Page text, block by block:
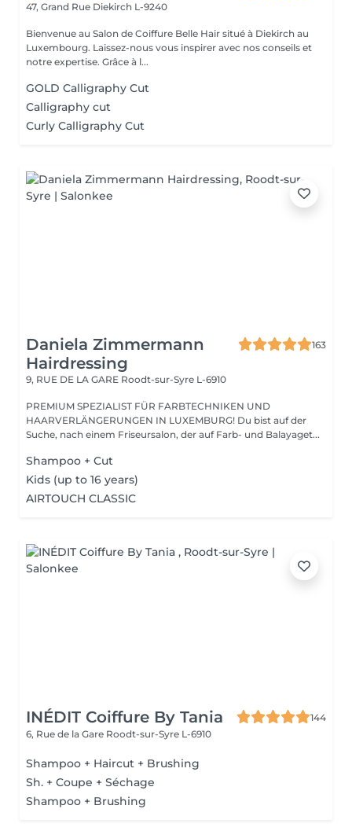
47, Grand Rue Diekirch L-9240
Bienvenue au Salon de Coiffure Belle Hair situé à Diekirch au
Luxembourg. Laissez-nous vous inspirer avec nos conseils et
notre expertise. Grâce à l...
GOLD Calligraphy Cut
Calligraphy cut
Curly Calligraphy Cut
Daniela Zimmermann
Hairdressing
163
9, RUE DE LA GARE Roodt-sur-Syre L-6910
PREMIUM SPEZIALIST FÜR FARBTECHNIKEN UND
HAARVERLÄNGERUNGEN IN LUXEMBURG! Du bist auf der
Suche, nach einem Friseursalon, der auf Farb- und Balayaget...
Shampoo + Cut
Kids (up to 16 years)
AIRTOUCH CLASSIC
INÉDIT Coiffure By Tania
144
6, Rue de la Gare Roodt-sur-Syre L-6910
Shampoo + Haircut + Brushing
Sh. + Coupe + Séchage
Shampoo + Brushing